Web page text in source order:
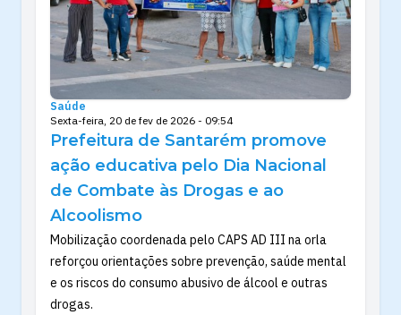
Saúde
Sexta-feira, 20 de fev de 2026 - 09:54
Prefeitura de Santarém promove
ação educativa pelo Dia Nacional
de Combate às Drogas e ao
Alcoolismo
Mobilização coordenada pelo CAPS AD III na orla
reforçou orientações sobre prevenção, saúde mental
e os riscos do consumo abusivo de álcool e outras
drogas.